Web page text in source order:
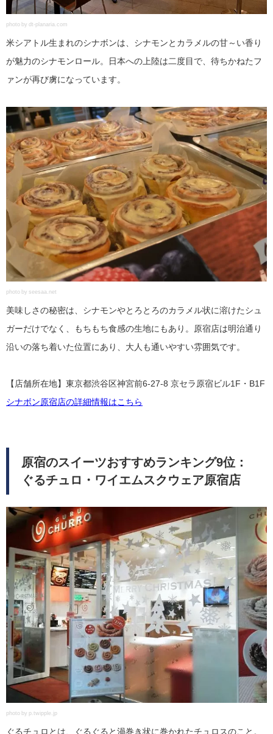
photo by dt-planaria.com
米シアトル生まれのシナボンは、シナモンとカラメルの甘～い香り
が魅力のシナモンロール。日本への上陸は二度目で、待ちかねたフ
ァンが再び虜になっています。
photo by seesaa.net
美味しさの秘密は、シナモンやとろとろのカラメル状に溶けたシュ
ガーだけでなく、もちもち食感の生地にもあり。原宿店は明治通り
沿いの落ち着いた位置にあり、大人も通いやすい雰囲気です。
【店舗所在地】東京都渋谷区神宮前6-27-8 京セラ原宿ビル1F・B1F
シナボン原宿店の詳細情報はこちら
原宿のスイーツおすすめランキング9位：
ぐるチュロ・ワイエムスクウェア原宿店
photo by p.twipple.jp
ぐるチュロとは、ぐるぐると渦巻き状に巻かれたチュロスのこと。